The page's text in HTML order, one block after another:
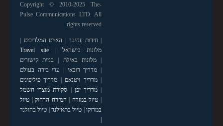
Copyright © 2010-2025 The-
Pulse Communications LTD. All
rights reserved
|חידות |זנזיבר | האיים המלדיבים |
מלונות בישראל |
Travel site
|מלונות באילת | בניית קישורים
| מדריך דובאי | ערי בירה בעולם
|מדריך ויטנאם | מדריך פיליפינים
|מדריך יפן | סקירת מוצרי חשמל
| טיול במזרח | המזרח הרחוק| טיול
במרוקו| טיול בתאילנד| טיול בהולנד
|